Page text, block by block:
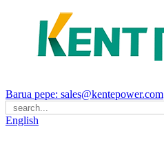
Barua pepe: sales@kentepower.com
English